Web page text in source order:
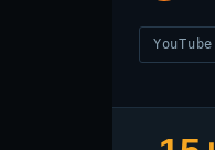
YouTube